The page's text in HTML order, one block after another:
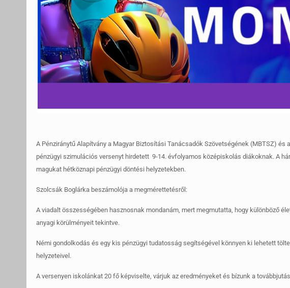
A Pénziránytű Alapítvány a Magyar Biztosítási Tanácsadók Szövetségének (MBTSZ)
pénzügyi szimulációs versenyt hirdetett 9-14. évfolyamos középiskolás diákoknak. A
magukat hétköznapi pénzügyi döntési helyzetekben.
Szolcsák Boglárka beszámolója a megmérettetésről:
A viadalt összességében hasznosnak mondanám, mert megmutatta, hogy különböző
anyagi körülményeit tekintve.
Némi gondolkodás és egy kis pénzügyi tudatosság segítségével könnyen ki lehetett
helyzeteivel.
A versenyen iskolánkat 20 fő képviselte, várjuk az eredményeket és bízunk a